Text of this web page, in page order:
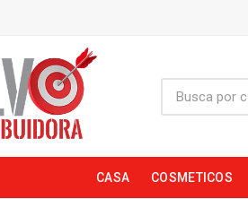
CASA COSMETICOS